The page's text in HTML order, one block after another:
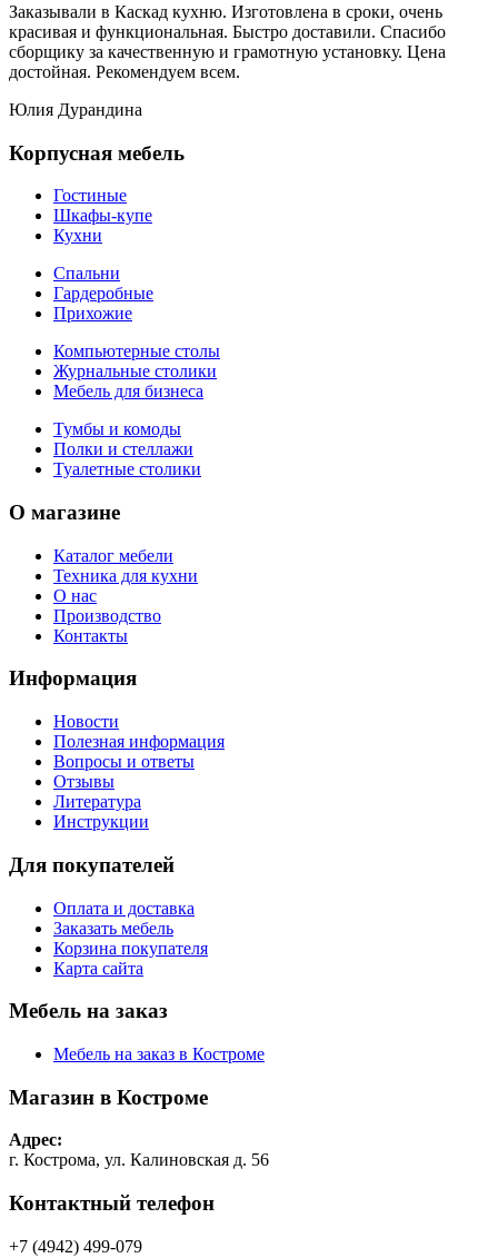
Заказывали в Каскад кухню. Изготовлена в сроки, очень
красивая и функциональная. Быстро доставили. Спасибо
сборщику за качественную и грамотную установку. Цена
достойная. Рекомендуем всем.
Юлия Дурандина
Корпусная мебель
Гостиные
Шкафы-купе
Кухни
Спальни
Гардеробные
Прихожие
Компьютерные столы
Журнальные столики
Мебель для бизнеса
Тумбы и комоды
Полки и стеллажи
Туалетные столики
О магазине
Каталог мебели
Техника для кухни
О нас
Производство
Контакты
Информация
Новости
Полезная информация
Вопросы и ответы
Отзывы
Литература
Инструкции
Для покупателей
Оплата и доставка
Заказать мебель
Корзина покупателя
Карта сайта
Мебель на заказ
Мебель на заказ в Костроме
Магазин в Костроме
Адрес:
г. Кострома, ул. Калиновская д. 56
Контактный телефон
+7 (4942) 499-079